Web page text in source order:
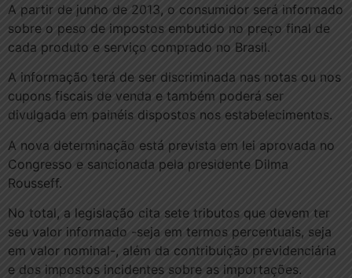
A partir de junho de 2013, o consumidor será informado
sobre o peso de impostos embutido no preço final de
cada produto e serviço comprado no Brasil.
A informação terá de ser discriminada nas notas ou nos
cupons fiscais de venda e também poderá ser
divulgada em painéis dispostos nos estabelecimentos.
A nova determinação está prevista em lei aprovada no
Congresso e sancionada pela presidente Dilma
Rousseff.
No total, a legislação cita sete tributos que devem ter
seu valor informado -seja em termos percentuais, seja
em valor nominal-, além da contribuição previdenciária
e dos impostos incidentes sobre as importações.